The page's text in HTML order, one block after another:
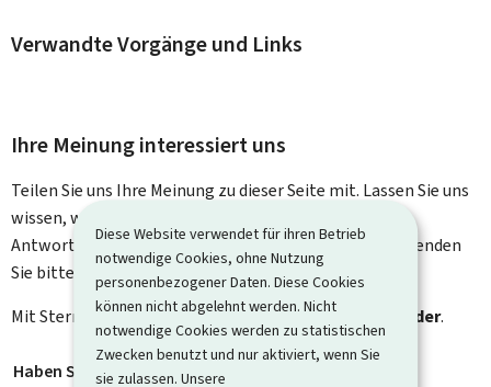
Diese Website verwendet für ihren Betrieb
notwendige Cookies, ohne Nutzung
personenbezogener Daten. Diese Cookies
können nicht abgelehnt werden. Nicht
notwendige Cookies werden zu statistischen
Zwecken benutzt und nur aktiviert, wenn Sie
sie zulassen. Unsere
Verwandte Vorgänge und Links
Ihre Meinung interessiert uns
Teilen Sie uns Ihre Meinung zu dieser Seite mit. Lassen Sie uns
wissen, was wir verbessern können. Sie erhalten keine
Antwort auf Ihr Feedback. Für spezifische Fragen verwenden
Sie bitte das Kontaktformular.
Mit Stern gekennzeichnete Felder ( * ) sind Pflichtfelder.
Haben Sie gefunden, wonach Sie gesucht haben?